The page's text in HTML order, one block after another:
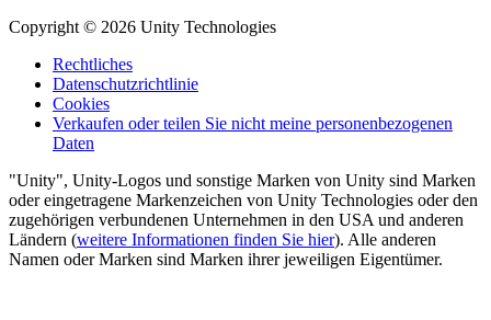
Copyright © 2026 Unity Technologies
Rechtliches
Datenschutzrichtlinie
Cookies
Verkaufen oder teilen Sie nicht meine personenbezogenen
Daten
"Unity", Unity-Logos und sonstige Marken von Unity sind Marken
oder eingetragene Markenzeichen von Unity Technologies oder den
zugehörigen verbundenen Unternehmen in den USA und anderen
Ländern (weitere Informationen finden Sie hier). Alle anderen
Namen oder Marken sind Marken ihrer jeweiligen Eigentümer.